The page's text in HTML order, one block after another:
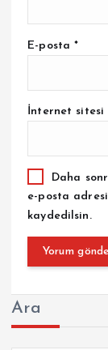
E-posta*
İnternet sitesi
Daha
e-posta
kaydedilsin.
Ara